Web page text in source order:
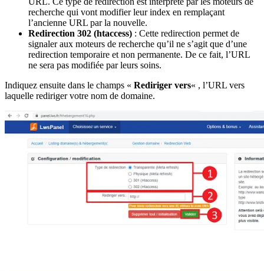
recherche qui vont modifier leur index en remplaçant
l’ancienne URL par la nouvelle.
Redirection 302 (htaccess) : Cette redirection permet de
signaler aux moteurs de recherche qu’il ne s’agit que d’une
redirection temporaire et non permanente. De ce fait, l’URL
ne sera pas modifiée par leurs soins.
Indiquez ensuite dans le champs « Rediriger vers« , l’URL vers
laquelle rediriger votre nom de domaine.